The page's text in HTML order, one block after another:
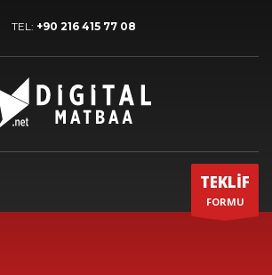
TEL: +90 216 415 77 08
TEKLİF
FORMU